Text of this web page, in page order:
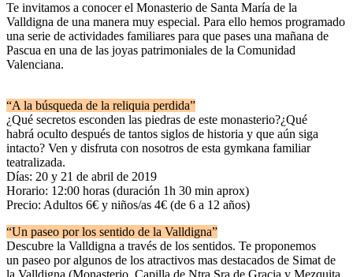
Te invitamos a conocer el Monasterio de Santa María de la
Valldigna de una manera muy especial. Para ello hemos programado
una serie de actividades familiares para que pases una mañana de
Pascua en una de las joyas patrimoniales de la Comunidad
Valenciana.
“A la búsqueda de la reliquia perdida”
¿Qué secretos esconden las piedras de este monasterio?¿Qué
habrá oculto después de tantos siglos de historia y que aún siga
intacto? Ven y disfruta con nosotros de esta gymkana familiar
teatralizada.
Días: 20 y 21 de abril de 2019
Horario: 12:00 horas (duración 1h 30 min aprox)
Precio: Adultos 6€ y niños/as 4€ (de 6 a 12 años)
“Un paseo por los sentido de la Valldigna”
Descubre la Valldigna a través de los sentidos. Te proponemos
un paseo por algunos de los atractivos mas destacados de Simat de